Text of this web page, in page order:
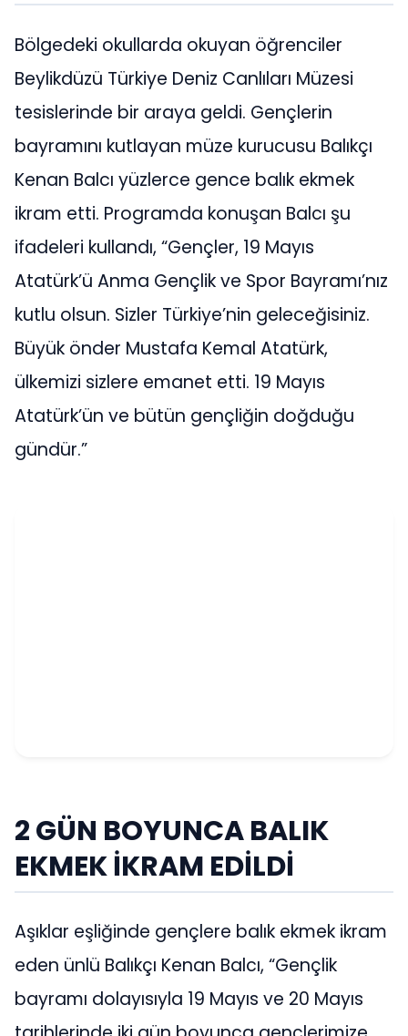
Bölgedeki okullarda okuyan öğrenciler
Beylikdüzü Türkiye Deniz Canlıları Müzesi
tesislerinde bir araya geldi. Gençlerin
bayramını kutlayan müze kurucusu Balıkçı
Kenan Balcı yüzlerce gence balık ekmek
ikram etti. Programda konuşan Balcı şu
ifadeleri kullandı, “Gençler, 19 Mayıs
Atatürk’ü Anma Gençlik ve Spor Bayramı’nız
kutlu olsun. Sizler Türkiye’nin geleceğisiniz.
Büyük önder Mustafa Kemal Atatürk,
ülkemizi sizlere emanet etti. 19 Mayıs
Atatürk’ün ve bütün gençliğin doğduğu
gündür.”
2 GÜN BOYUNCA BALIK
EKMEK İKRAM EDİLDİ
Aşıklar eşliğinde gençlere balık ekmek ikram
eden ünlü Balıkçı Kenan Balcı, “Gençlik
bayramı dolayısıyla 19 Mayıs ve 20 Mayıs